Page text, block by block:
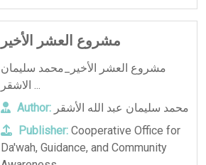
مشروع العشر الأخير
مشروع العشر الأخير_محمد سليمان
الاشقر ...
Author: محمد سليمان عبد الله الأشقر
Publisher: Cooperative Office for
Da'wah, Guidance, and Community